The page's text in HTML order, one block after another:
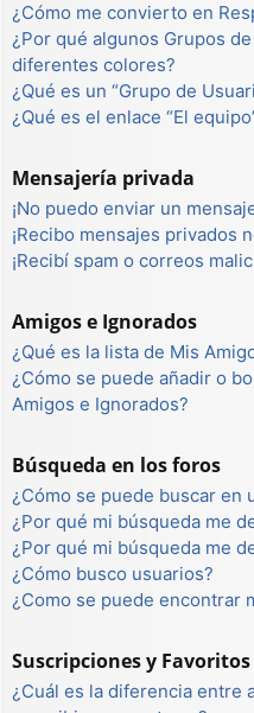
¿Cómo me convierto en
¿Por qué algunos Grupos
diferentes colores?
¿Qué es un “Grupo de
¿Qué es el enlace “El
Mensajería privada
¡No puedo enviar un
¡Recibo mensajes privados
¡Recibí spam o correos
Amigos e Ignorados
¿Qué es la lista de Mis
¿Cómo se puede añadir o
Amigos e Ignorados?
Búsqueda en los foros
¿Cómo se puede buscar en
¿Por qué mi búsqueda me
¿Por qué mi búsqueda me
¿Cómo busco usuarios?
¿Como se puede encontrar
Suscripciones y Favoritos
¿Cuál es la diferencia entre